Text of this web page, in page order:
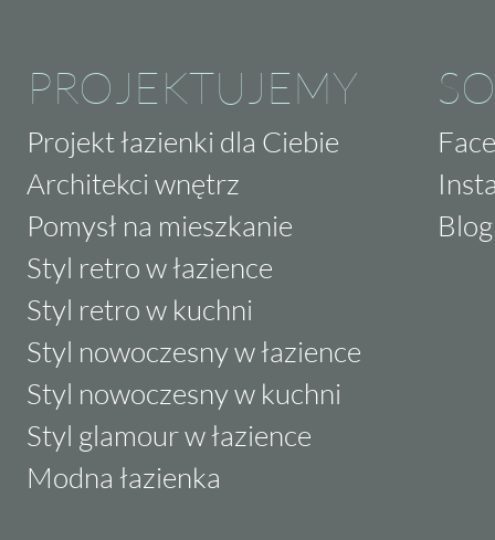
PROJEKTUJEMY
Projekt łazienki dla Ciebie
Architekci wnętrz
Pomysł na mieszkanie
Styl retro w łazience
Styl retro w kuchni
Styl nowoczesny w łazience
Styl nowoczesny w kuchni
Styl glamour w łazience
Modna łazienka
Blog